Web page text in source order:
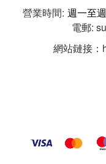
營業時間: 週一至
電郵:
網站鏈接：